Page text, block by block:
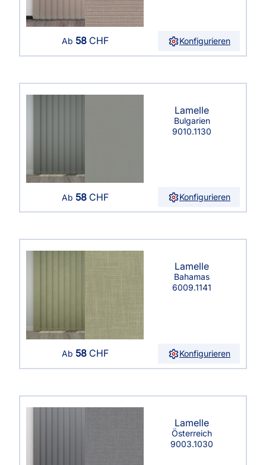
Ab 58CHF Konfigurieren
Lamelle
Bulgarien
9010.1130
Ab 58CHF Konfigurieren
Lamelle
Bahamas
6009.1141
Ab 58CHF Konfigurieren
Lamelle
Österreich
9003.1030